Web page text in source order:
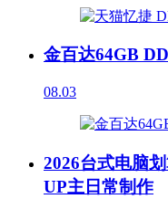
金百达64GB
08.03
2026台式电脑
UP主日常制作